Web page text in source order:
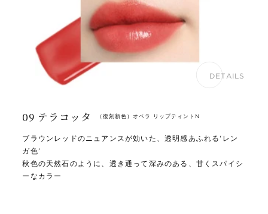
09 テラコッタ （復刻新色）オペラ リップティントN
ブラウンレッドのニュアンスが効いた、透明感あふれる‘レン
ガ色’
秋色の天然石のように、透き通って深みのある、甘くスパイシ
ーなカラー
DETAILS